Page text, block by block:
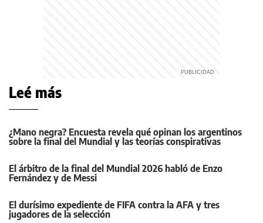
Leé más
¿Mano negra? Encuesta revela qué opinan los argentinos
sobre la final del Mundial y las teorías conspirativas
El árbitro de la final del Mundial 2026 habló de Enzo
Fernández y de Messi
El durísimo expediente de FIFA contra la AFA y tres
jugadores de la selección